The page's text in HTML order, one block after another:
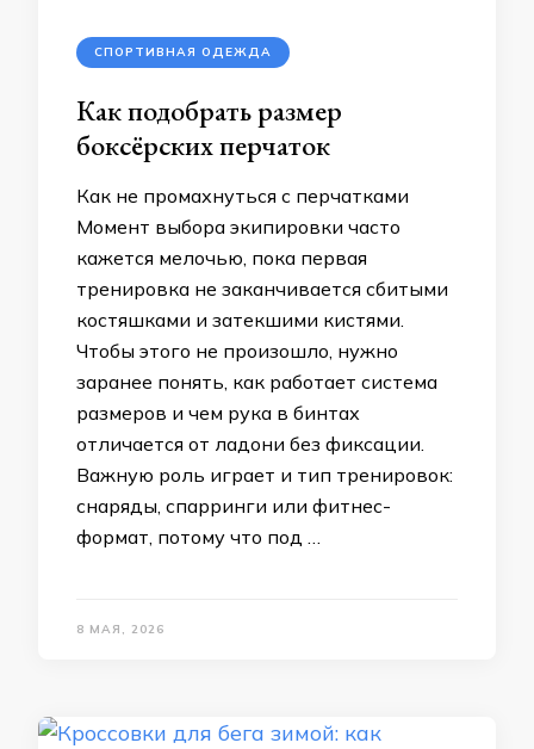
СПОРТИВНАЯ ОДЕЖДА
Как подобрать размер
боксёрских перчаток
Как не промахнуться с перчатками
Момент выбора экипировки часто
кажется мелочью, пока первая
тренировка не заканчивается сбитыми
костяшками и затекшими кистями.
Чтобы этого не произошло, нужно
заранее понять, как работает система
размеров и чем рука в бинтах
отличается от ладони без фиксации.
Важную роль играет и тип тренировок:
снаряды, спарринги или фитнес-
формат, потому что под …
8 МАЯ, 2026